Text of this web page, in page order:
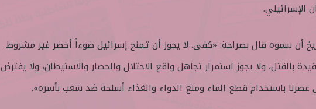
الإسرائيلي.
أن سموه قال بصراحة: «كفى. لا يجوز أن تـمنح إسرائيل ضوءاً أخضر غير مشروط
بالقتل، ولا يجوز استمرار تجاهل واقع الاحتلال والحصار والاستيطان، ولا يفترض
باستخدام قطع الماء ومنع الدواء والغذاء أسلحة ضد شعب بأسره».